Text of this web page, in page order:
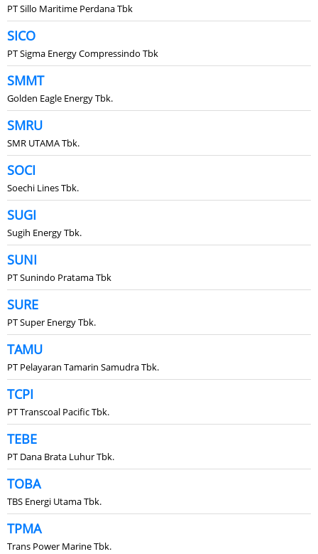
PT Sillo Maritime Perdana Tbk
SICO
PT Sigma Energy Compressindo Tbk
SMMT
Golden Eagle Energy Tbk.
SMRU
SMR UTAMA Tbk.
SOCI
Soechi Lines Tbk.
SUGI
Sugih Energy Tbk.
SUNI
PT Sunindo Pratama Tbk
SURE
PT Super Energy Tbk.
TAMU
PT Pelayaran Tamarin Samudra Tbk.
TCPI
PT Transcoal Pacific Tbk.
TEBE
PT Dana Brata Luhur Tbk.
TOBA
TBS Energi Utama Tbk.
TPMA
Trans Power Marine Tbk.